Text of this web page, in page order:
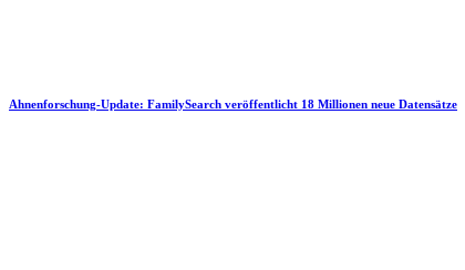
Ahnenforschung-Update: FamilySearch veröffentlicht 18 Millionen neue Datensätze